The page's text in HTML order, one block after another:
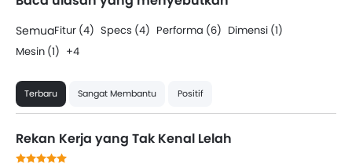
SemuaFitur (4) Specs (4) Performa (6) Dimensi (1)
Mesin (1) +4
Terbaru Sangat Membantu Positif
Rekan Kerja yang Tak Kenal Lelah